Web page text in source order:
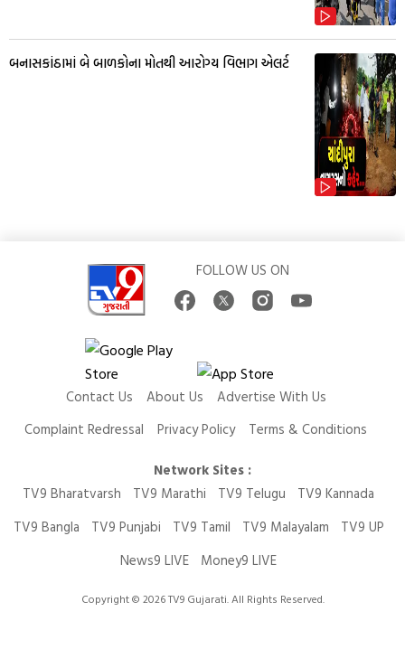
બનાસકાંઠામાં બે બાળકોના મોતથી આરોગ્ય વિભાગ એલર્ટ
FOLLOW US ON
Contact Us About Us
Advertise With Us
Complaint Redressal
Privacy Policy
Terms & Conditions
Network Sites :
TV9 Bharatvarsh
TV9 Marathi TV9 Telugu
TV9 Kannada
TV9 Bangla
TV9 Punjabi TV9 Tamil TV9 Malayalam
TV9 UP
News9 LIVE
Money9 LIVE
Copyright © 2026 TV9 Gujarati. All Rights Reserved.